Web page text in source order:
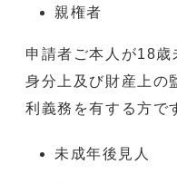
親権者
申請者ご本人が18歳
身分上及び財産上の
利義務を有する方で
未成年後見人